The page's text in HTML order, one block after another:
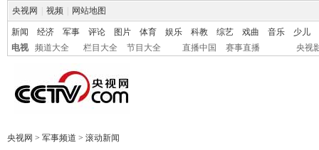
央视网 视频 网站地图
新闻 经济 军事 评论 图片 体育 娱乐 科教 综艺 戏曲 音乐
少儿
电视
频道大全 栏目大全 节目大全 直播中国 赛事直播 央视
央视网 > 军事频道 > 滚动新闻